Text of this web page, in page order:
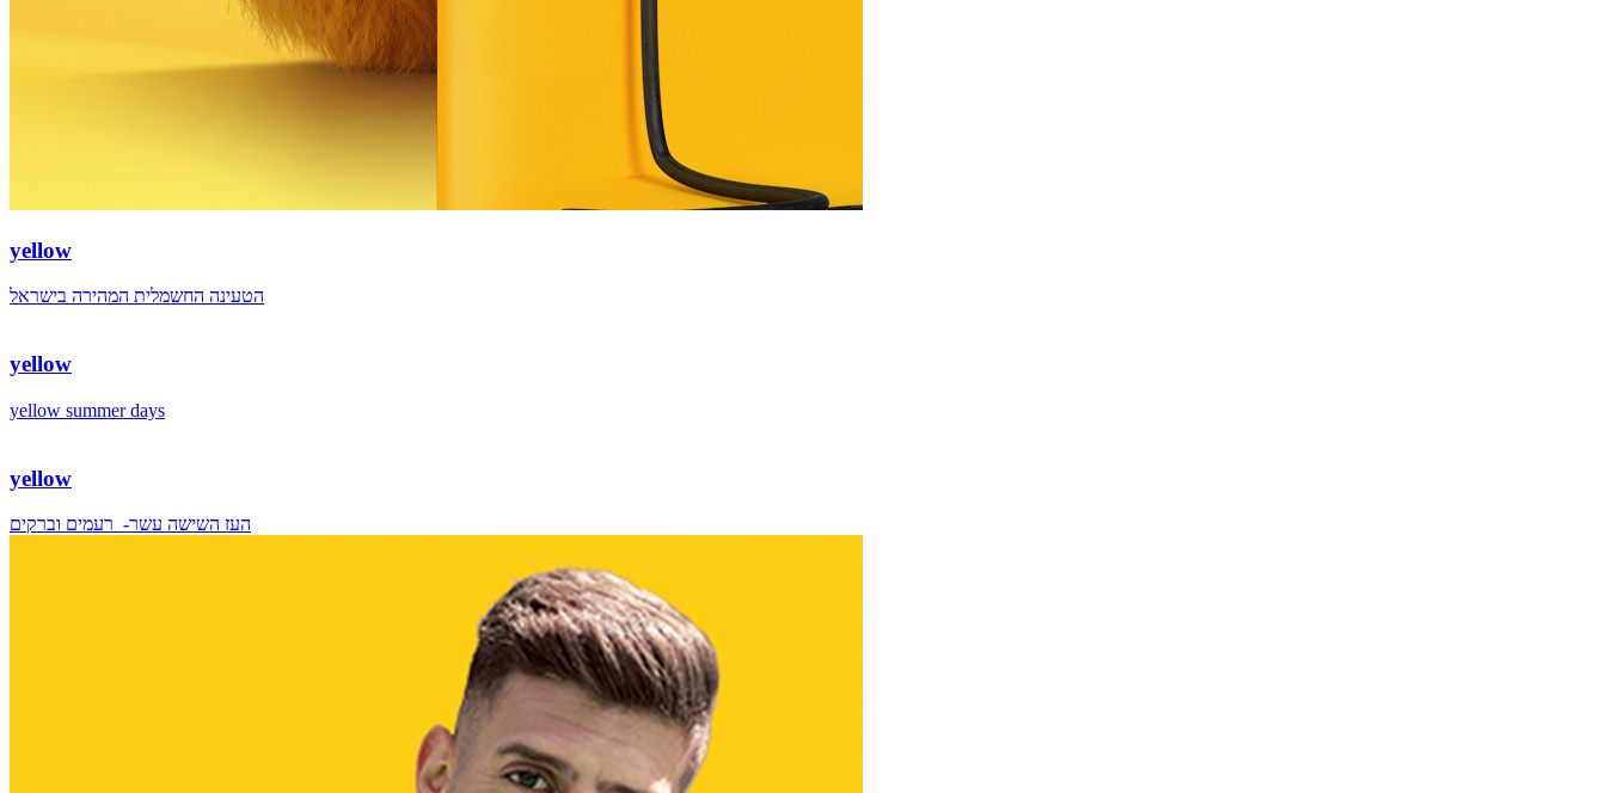
yellow
הטעינה החשמלית המהירה בישראל
yellow
yellow summer days
yellow
העז השישה עשר- רעמים וברקים